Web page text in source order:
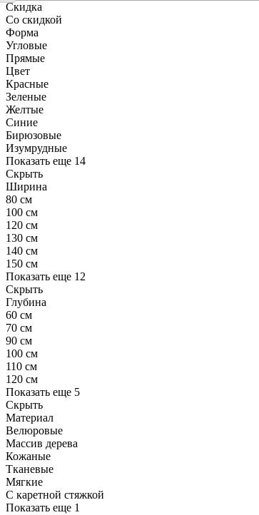
Скидка
Со скидкой
Форма
Угловые
Прямые
Цвет
Красные
Зеленые
Желтые
Синие
Бирюзовые
Изумрудные
Показать еще 14
Скрыть
Ширина
80 см
100 см
120 см
130 см
140 см
150 см
Показать еще 12
Скрыть
Глубина
60 см
70 см
90 см
100 см
110 см
120 см
Показать еще 5
Скрыть
Материал
Велюровые
Массив дерева
Кожаные
Тканевые
Мягкие
С каретной стяжкой
Показать еще 1